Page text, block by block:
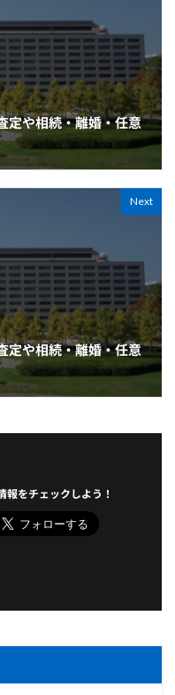
定や相続・離婚・任意
Next
定や相続・離婚・任意
報をチェックしよう！